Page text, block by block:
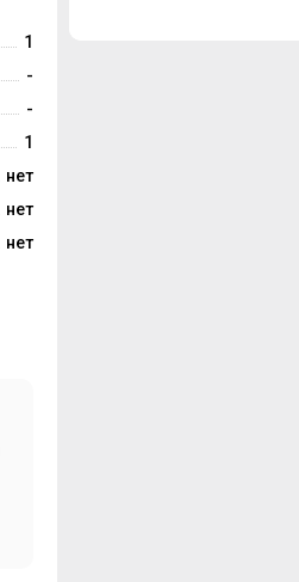
1
-
-
1
нет
нет
нет